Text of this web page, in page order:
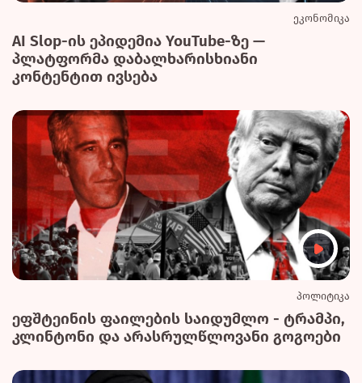
ეკონომიკა
AI Slop-ის ეპიდემია YouTube-ზე —
პლატფორმა დაბალხარისხიანი
კონტენტით ივსება
პოლიტიკა
ეფშტეინის ფაილების საიდუმლო - ტრამპი,
კლინტონი და არასრულწლოვანი გოგოები